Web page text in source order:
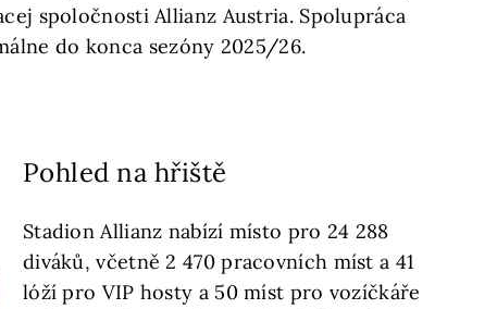
spoločnosti Allianz Austria. Spolupráca
do konca sezóny 2025/26.
Pohled na hřiště
Stadion Allianz nabízí místo pro 24 288
diváků, včetně 2 470 pracovních míst a 41
lóží pro VIP hosty a 50 míst pro vozíčkáře